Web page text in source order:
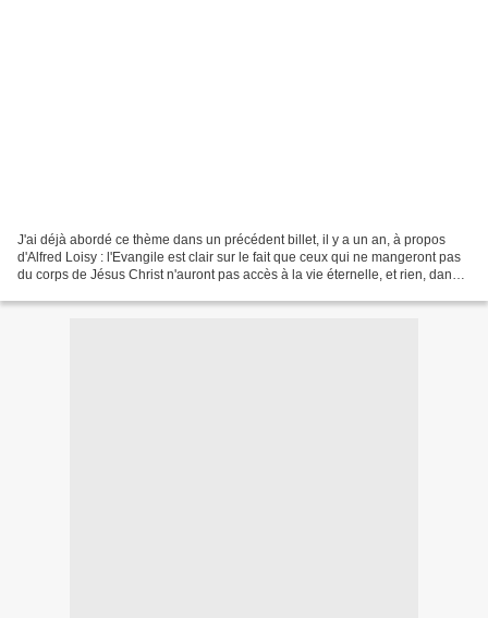
J'ai déjà abordé ce thème dans un précédent billet, il y a un an, à propos
d'Alfred Loisy : l'Evangile est clair sur le fait que ceux qui ne mangeront pas
du corps de Jésus Christ n'auront pas accès à la vie éternelle, et rien, dans